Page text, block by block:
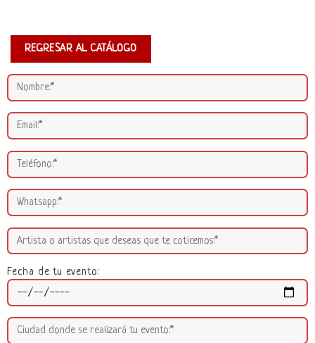
REGRESAR AL CATÁLOGO
Fecha de tu evento: